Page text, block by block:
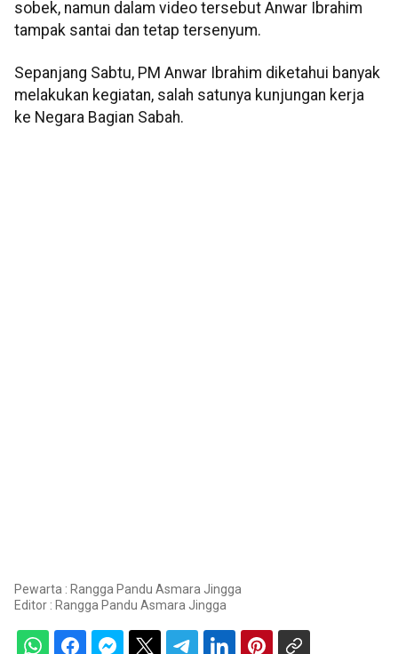
sobek, namun dalam video tersebut Anwar Ibrahim
tampak santai dan tetap tersenyum.
Sepanjang Sabtu, PM Anwar Ibrahim diketahui banyak
melakukan kegiatan, salah satunya kunjungan kerja
ke Negara Bagian Sabah.
Pewarta : Rangga Pandu Asmara Jingga
Editor : Rangga Pandu Asmara Jingga